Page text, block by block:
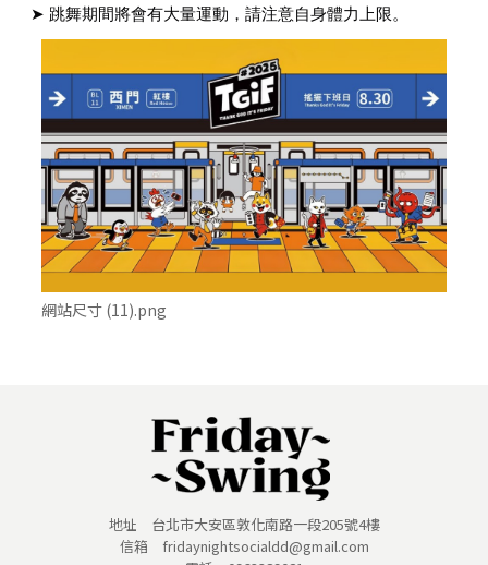
➤ 跳舞期間將會有大量運動，請注意自身體力上限。
網站尺寸 (11).png
地址 台北市大安區敦化南路一段205號4樓
信箱 fridaynightsocialdd@gmail.com